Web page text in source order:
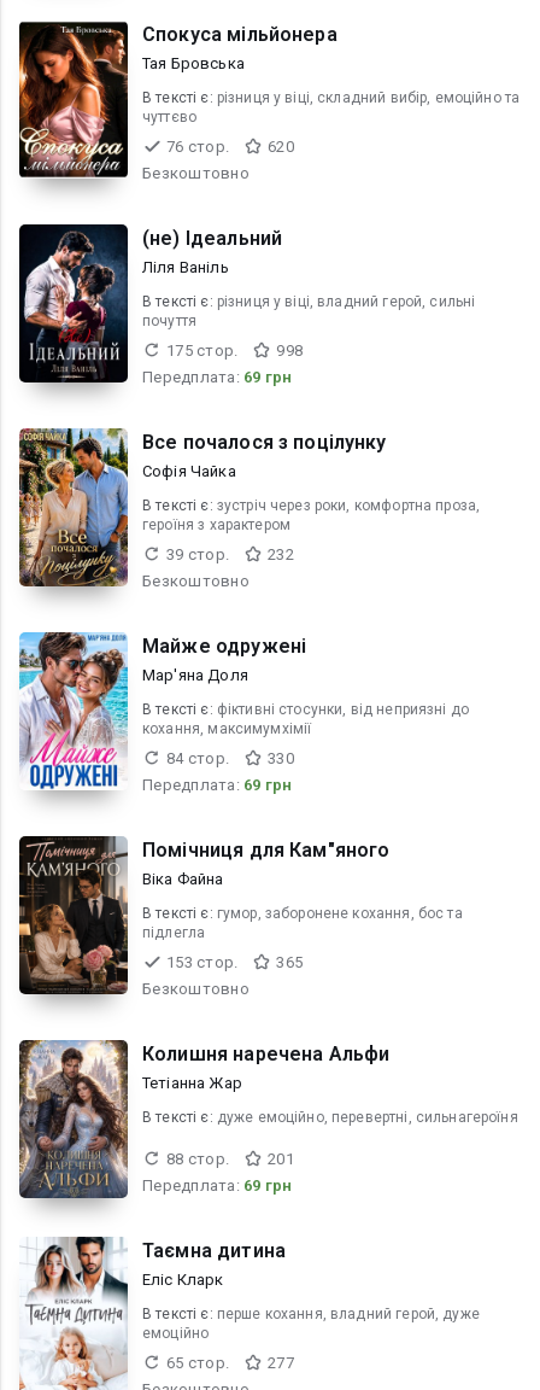
Спокуса мільйонера
Тая Бровська
В текcті є: різниця у віці, складний вибір, емоційно та
чуттєво
76 стор.
620
Безкоштовно
(не) Ідеальний
Ліля Ваніль
В текcті є: різниця у віці, владний герой, сильні
почуття
175 стор.
998
Передплата: 69 грн
Все почалося з поцілунку
Софія Чайка
В текcті є: зустріч через роки, комфортна проза,
героїня з характером
39 стор.
232
Безкоштовно
Майже одружені
Мар'яна Доля
В текcті є: фіктивні стосунки, від неприязні до
кохання, максимумхімії
84 стор.
330
Передплата: 69 грн
Помічниця для Кам"яного
Віка Файна
В текcті є: гумор, заборонене кохання, бос та
підлегла
153 стор.
365
Безкоштовно
Колишня наречена Альфи
Тетіанна Жар
В текcті є: дуже емоційно, перевертні, сильнагероїня
88 стор.
201
Передплата: 69 грн
Таємна дитина
Еліс Кларк
В текcті є: перше кохання, владний герой, дуже
емоційно
65 стор.
277